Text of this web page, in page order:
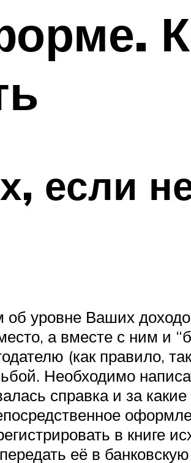
если
уровне Ваших
а вместе с ним и
(как правило,
Необходимо
справка и за
в книге
её в банковскую